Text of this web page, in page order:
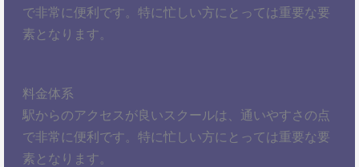
で非常に便利です。特に忙しい方にとっては重要な要
素となります。
料金体系
駅からのアクセスが良いスクールは、通いやすさの点
で非常に便利です。特に忙しい方にとっては重要な要
素となります。